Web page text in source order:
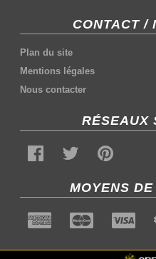
CONTACT /
Plan du site
Mentions légales
Nous contacter
RÉSEAUX
MOYENS